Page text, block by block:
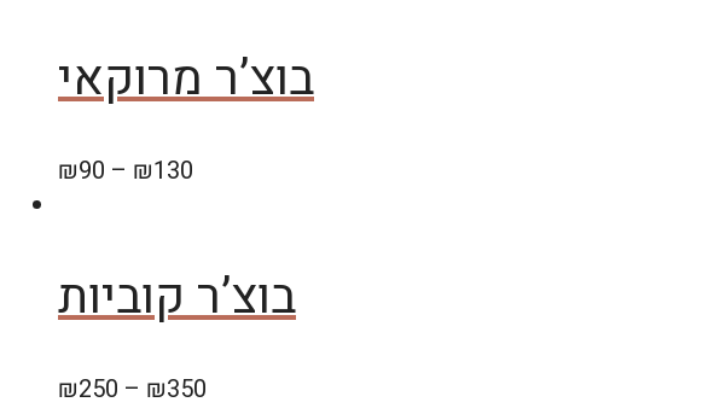
בוצ’ר מרוקאי
₪90 – ₪130
בוצ’ר קוביות
₪250 – ₪350